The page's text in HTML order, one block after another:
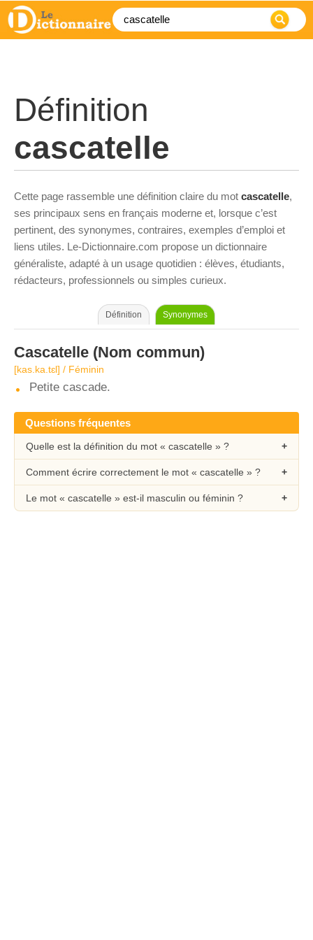
Définition
cascatelle
Cette page rassemble une définition claire du mot cascatelle,
ses principaux sens en français moderne et, lorsque c’est
pertinent, des synonymes, contraires, exemples d’emploi et
liens utiles. Le-Dictionnaire.com propose un dictionnaire
généraliste, adapté à un usage quotidien : élèves, étudiants,
rédacteurs, professionnels ou simples curieux.
Définition Synonymes
Cascatelle (Nom commun)
[kas.ka.tɛl] / Féminin
Petite cascade.
Questions fréquentes
Quelle est la définition du mot « cascatelle » ?
Comment écrire correctement le mot « cascatelle » ?
Le mot « cascatelle » est-il masculin ou féminin ?